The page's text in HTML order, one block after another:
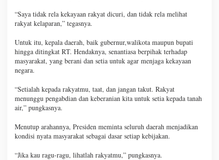
“Saya tidak rela kekayaan rakyat dicuri, dan tidak rela melihat
rakyat kelaparan,” tegasnya.
Untuk itu, kepala daerah, baik gubernur,walikota maupun bupati
hingga ditingkat RT. Hendaknya, senantiasa berpihak terhadap
masyarakat, yang berani dan setia untuk agar menjaga kekayaan
negara.
“Setialah kepada rakyatmu, taat, dan jangan takut. Rakyat
menunggu pengabdian dan keberanian kita untuk setia kepada tanah
air,” pungkasnya.
Menutup arahannya, Presiden meminta seluruh daerah menjadikan
kondisi nyata masyarakat sebagai dasar setiap kebijakan.
“Jika kau ragu-ragu, lihatlah rakyatmu,” pungkasnya.